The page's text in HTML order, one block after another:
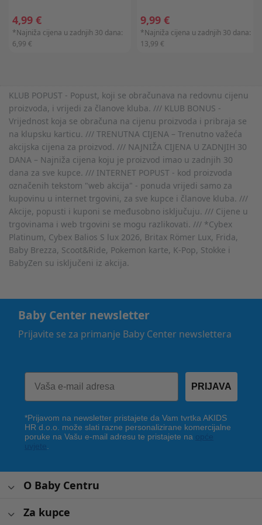
4,99 €
*Najniža cijena u zadnjih 30 dana:
6,99 €
9,99 €
*Najniža cijena u zadnjih 30 dana:
13,99 €
KLUB POPUST - Popust, koji se obračunava na redovnu cijenu
proizvoda, i vrijedi za članove kluba. /// KLUB BONUS -
Vrijednost koja se obračuna na cijenu proizvoda i pribraja se
na klupsku karticu. /// TRENUTNA CIJENA – Trenutno važeća
akcijska cijena za proizvod. /// NAJNIŽA CIJENA U ZADNJIH 30
DANA – Najniža cijena koju je proizvod imao u zadnjih 30
dana za sve kupce. /// INTERNET POPUST - kod proizvoda
označenih tekstom "web akcija" - ponuda vrijedi samo za
kupovinu u internet trgovini, za sve kupce i članove kluba. ///
Akcije, popusti i kuponi se međusobno isključuju. /// Cijene u
trgovinama i web trgovini se mogu razlikovati. /// *Cybex
Platinum, Cybex Balios S lux 2026, Britax Römer Lux, Frida,
Baby Brezza, Scoot&Ride, Pokemon karte, K-Pop, Stokke i
BabyZen su isključeni iz akcija.
Baby Center newsletter
Prijavite se za primanje Baby Center newslettera
PRIJAVA
*Prijavom na newsletter pristajete da Vam tvrtka AKIDS
HR d.o.o. može slati razne personalizirane komercijalne
poruke na Vašu e-mail adresu te pristajete na
.
O Baby Centru
Za kupce